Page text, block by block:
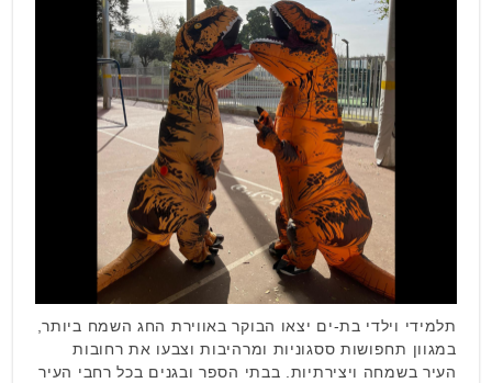
תלמידי וילדי בת-ים יצאו הבוקר באווירת החג השמח ביותר,
במגוון תחפושות ססגוניות ומרהיבות וצבעו את רחובות
העיר בשמחה ויצירתיות. בבתי הספר ובגנים בכל רחבי העיר